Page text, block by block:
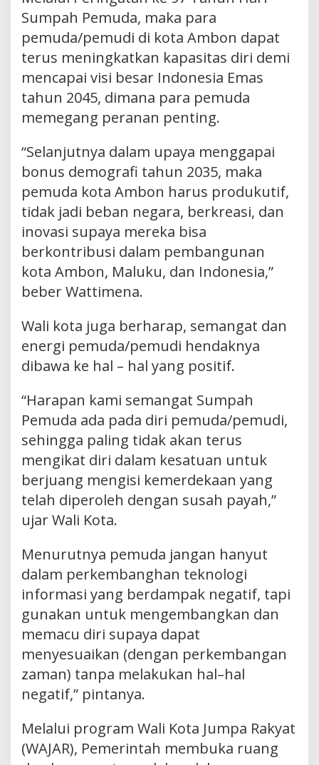
Sumpah Pemuda, maka para
pemuda/pemudi di kota Ambon dapat
terus meningkatkan kapasitas diri demi
mencapai visi besar Indonesia Emas
tahun 2045, dimana para pemuda
memegang peranan penting.
“Selanjutnya dalam upaya menggapai
bonus demografi tahun 2035, maka
pemuda kota Ambon harus produkutif,
tidak jadi beban negara, berkreasi, dan
inovasi supaya mereka bisa
berkontribusi dalam pembangunan
kota Ambon, Maluku, dan Indonesia,”
beber Wattimena.
Wali kota juga berharap, semangat dan
energi pemuda/pemudi hendaknya
dibawa ke hal – hal yang positif.
“Harapan kami semangat Sumpah
Pemuda ada pada diri pemuda/pemudi,
sehingga paling tidak akan terus
mengikat diri dalam kesatuan untuk
berjuang mengisi kemerdekaan yang
telah diperoleh dengan susah payah,”
ujar Wali Kota.
Menurutnya pemuda jangan hanyut
dalam perkembanghan teknologi
informasi yang berdampak negatif, tapi
gunakan untuk mengembangkan dan
memacu diri supaya dapat
menyesuaikan (dengan perkembangan
zaman) tanpa melakukan hal–hal
negatif,” pintanya.
Melalui program Wali Kota Jumpa Rakyat
(WAJAR), Pemerintah membuka ruang